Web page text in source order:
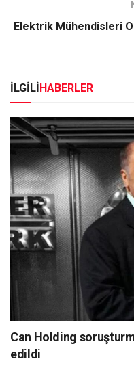
Elektrik Mühendisleri
İLGİLİHABERLER
Can Holding
edildi